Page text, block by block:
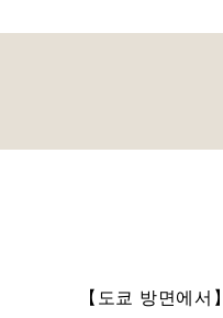
【도쿄 방면에서】